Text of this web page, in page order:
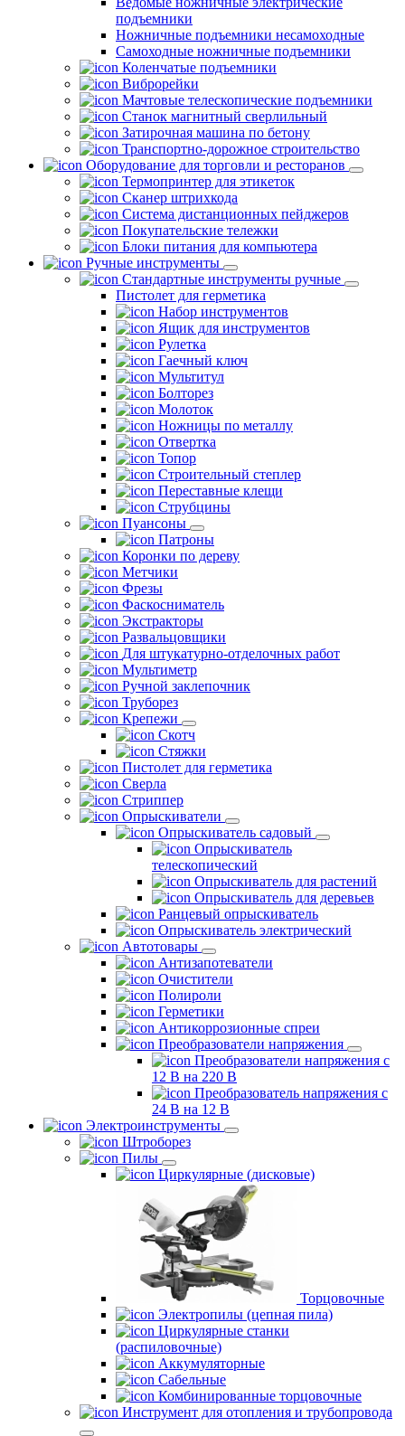
подъемники
Ножничные подъемники несамоходные
Самоходные ножничные подъемники
Коленчатые подъемники
Виброрейки
Мачтовые телескопические подъемники
Станок магнитный сверлильный
Затирочная машина по бетону
Транспортно-дорожное строительство
Оборудование для торговли и ресторанов
Термопринтер для этикеток
Сканер штрихкода
Система дистанционных пейджеров
Покупательские тележки
Блоки питания для компьютера
Ручные инструменты
Стандартные инструменты ручные
Пистолет для герметика
Набор инструментов
Ящик для инструментов
Рулетка
Гаечный ключ
Мультитул
Болторез
Молоток
Ножницы по металлу
Отвертка
Топор
Строительный степлер
Переставные клещи
Струбцины
Пуансоны
Патроны
Коронки по дереву
Метчики
Фрезы
Фаскосниматель
Экстракторы
Развальцовщики
Для штукатурно-отделочных работ
Мультиметр
Ручной заклепочник
Труборез
Крепежи
Скотч
Стяжки
Пистолет для герметика
Сверла
Стриппер
Опрыскиватели
Опрыскиватель садовый
Опрыскиватель
телескопический
Опрыскиватель для растений
Опрыскиватель для деревьев
Ранцевый опрыскиватель
Опрыскиватель электрический
Автотовары
Антизапотеватели
Очистители
Полироли
Герметики
Антикоррозионные спреи
Преобразователи напряжения
Преобразователи напряжения с
12 В на 220 В
Преобразователь напряжения с
24 В на 12 В
Электроинструменты
Штроборез
Пилы
Циркулярные (дисковые)
Торцовочные
Электропилы (цепная пила)
Циркулярные станки
(распиловочные)
Аккумуляторные
Сабельные
Комбинированные торцовочные
Инструмент для отопления и трубопровода